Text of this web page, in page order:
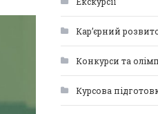
Кар’єрний
Конкурси та
Курсова